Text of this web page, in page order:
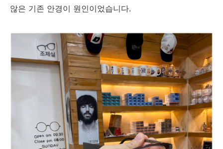
않은 기존 안경이 원인이었습니다.